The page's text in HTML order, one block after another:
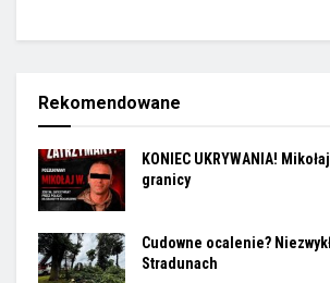
Rekomendowane
KONIEC UKRYWANIA!
granicy
Cudowne ocalenie?
Stradunach